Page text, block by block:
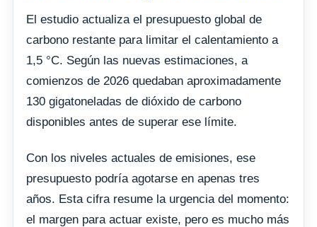
El estudio actualiza el presupuesto global de
carbono restante para limitar el calentamiento a
1,5 °C. Según las nuevas estimaciones, a
comienzos de 2026 quedaban aproximadamente
130 gigatoneladas de dióxido de carbono
disponibles antes de superar ese límite.
Con los niveles actuales de emisiones, ese
presupuesto podría agotarse en apenas tres
años. Esta cifra resume la urgencia del momento:
el margen para actuar existe, pero es mucho más